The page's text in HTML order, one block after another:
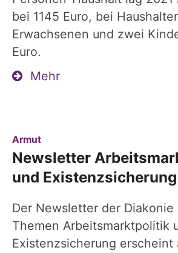
bei 1145 Euro, bei
Erwachsenen und zwei
Euro.
Mehr
Armut:
Newsletter
und Existenzsicherung
Der Newsletter der Diakonie
Themen Arbeitsmarktpolitik
Existenzsicherung erscheint